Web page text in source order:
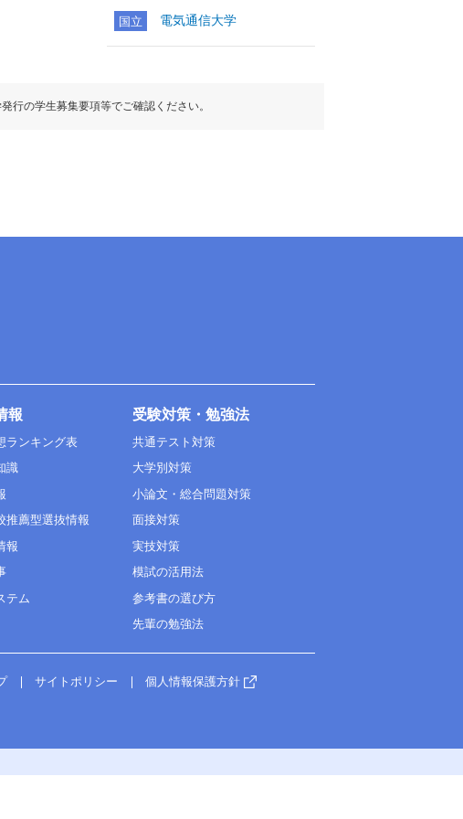
国立 電気通信大学
行の学生募集要項等でご確認ください。
報
ランキング表
識
推薦型選抜情報
報
テム
受験対策・勉強法
共通テスト対策
大学別対策
小論文・総合問題対策
面接対策
実技対策
模試の活用法
参考書の選び方
先輩の勉強法
サイトポリシー 個人情報保護方針